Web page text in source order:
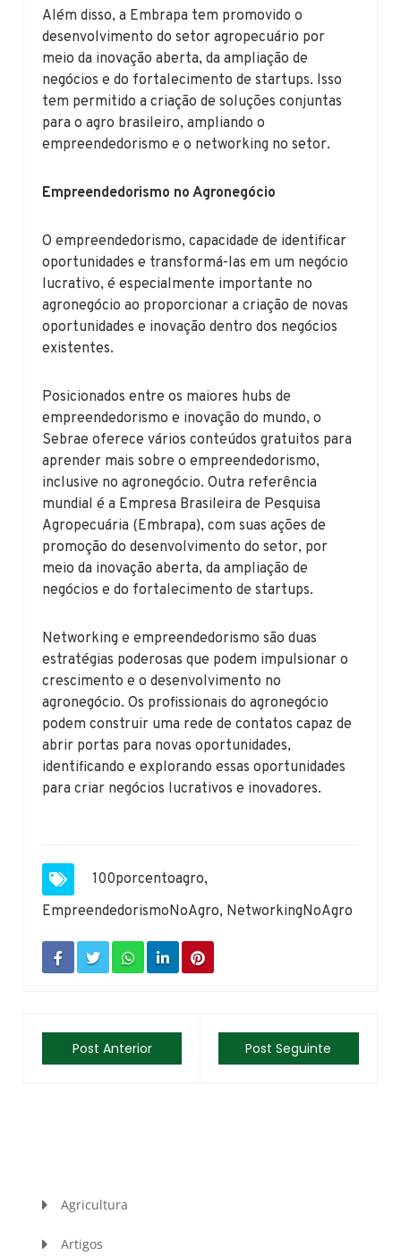
Além disso, a Embrapa tem promovido o
desenvolvimento do setor agropecuário por
meio da inovação aberta, da ampliação de
negócios e do fortalecimento de startups. Isso
tem permitido a criação de soluções conjuntas
para o agro brasileiro, ampliando o
empreendedorismo e o networking no setor.
Empreendedorismo no Agronegócio
O empreendedorismo, capacidade de identificar
oportunidades e transformá-las em um negócio
lucrativo, é especialmente importante no
agronegócio ao proporcionar a criação de novas
oportunidades e inovação dentro dos negócios
existentes.
Posicionados entre os maiores hubs de
empreendedorismo e inovação do mundo, o
Sebrae oferece vários conteúdos gratuitos para
aprender mais sobre o empreendedorismo,
inclusive no agronegócio. Outra referência
mundial é a Empresa Brasileira de Pesquisa
Agropecuária (Embrapa), com suas ações de
promoção do desenvolvimento do setor, por
meio da inovação aberta, da ampliação de
negócios e do fortalecimento de startups.
Networking e empreendedorismo são duas
estratégias poderosas que podem impulsionar o
crescimento e o desenvolvimento no
agronegócio. Os profissionais do agronegócio
podem construir uma rede de contatos capaz de
abrir portas para novas oportunidades,
identificando e explorando essas oportunidades
para criar negócios lucrativos e inovadores.
100porcentoagro,
EmpreendedorismoNoAgro, NetworkingNoAgro
Post Anterior Post Seguinte
Agricultura
Artigos